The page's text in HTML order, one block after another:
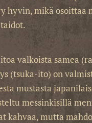
hyvin, mikä osoittaa
valkoista samea
(tsuka-ito) on
mustasta
messinkisillä
kahvaa, mutta